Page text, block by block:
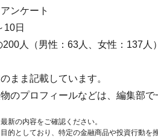
ンケート
10日
人（男性：63人、女性：137人）
まま記載しています。
のプロフィールなどは、編集部で
新の内容をご確認ください。
的としており、特定の金融商品や投資行動を